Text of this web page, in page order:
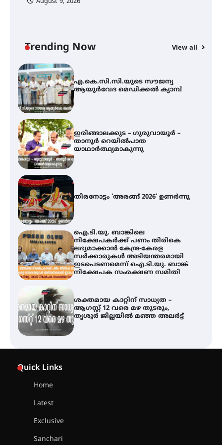
Trending Now View all
എ.കെ.സി.സി.യുടെ സൗജന്യ
ആയുർവേദ മെഡിക്കൽ ക്യാമ്പ്
ഇരിങ്ങാലക്കുട – ഗുരുവായൂർ –
താനൂർ റെയിൽപാത
യാഥാർത്ഥ്യമാകുന്നു
തിരനോട്ടം ‘അരങ്ങ് 2026’ ഉണർന്നു
ഐ.ടി.യു. ബാങ്കിലെ
നിക്ഷേപകർക്ക് പണം തിരികെ
ലഭ്യമാക്കാൻ കേന്ദ്ര-കേരള
സർക്കാരുകൾ അടിയന്തരമായി
ഇടപെടണമെന്ന് ഐ.ടി.യു. ബാങ്ക്
നിക്ഷേപക സംരക്ഷണ സമിതി
ശക്തമായ കാറ്റിന് സാധ്യത –
ആഗസ്റ്റ് 12 വരെ മഴ തുടരും,
തൃശൂർ ജില്ലയിൽ മഞ്ഞ അലർട്ട്
Quick Links
Home
Latest
Exclusive
Sanchari